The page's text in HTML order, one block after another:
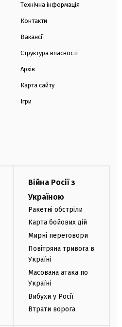
Технічна інформація
Контакти
Вакансії
Структура власності
Архів
Карта сайту
Ігри
Війна Росії з
Україною
Ракетні обстріли
Карта бойових дій
Мирні переговори
Повітряна тривога в
Україні
Масована атака по
Україні
Вибухи у Росії
Втрати ворога